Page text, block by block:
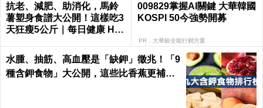
抗老、減肥、助消化，馬鈴
薯塑身食譜大公開！這樣吃3
天狂瘦5公斤｜每日健康 Hea
009829掌握AI關鍵 大華韓國
KOSPI 50今強勢開募
PR．大華銀全能行銷方案
水腫、抽筋、高血壓是「缺鉀」徵兆！「9
種含鉀食物」大公開，這些比香蕉更補鉀